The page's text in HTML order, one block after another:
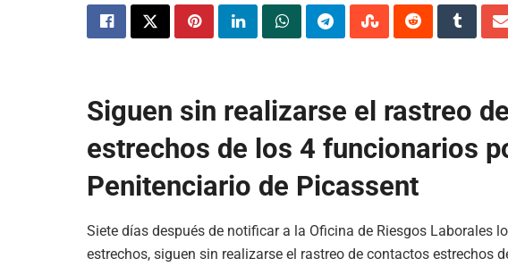
Siguen sin realizarse el rastreo
estrechos de los 4 funcionarios
Penitenciario de Picassent
Siete días después de notificar a la Oficina de Riesgos Laborales
estrechos, siguen sin realizarse el rastreo de contactos estrechos